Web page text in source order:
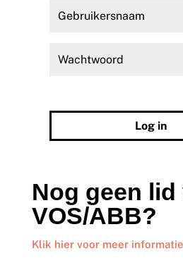
Log in
Nog geen lid
VOS/ABB?
Klik hier voor meer